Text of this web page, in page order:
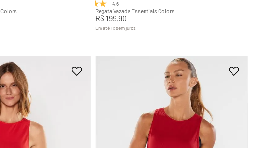
4.6
Regata Vazada Essentials Colors
R$ 199,90
Em até 1xsem juros